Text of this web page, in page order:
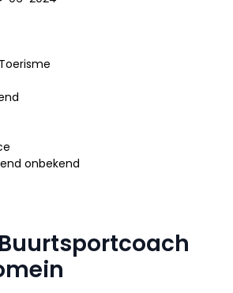
onbekend